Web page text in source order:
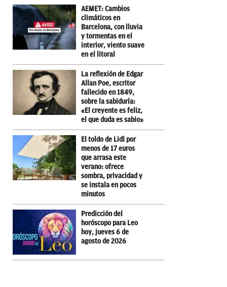
AEMET: Cambios
climáticos en
Barcelona, con lluvia
y tormentas en el
interior, viento suave
en el litoral
La reflexión de Edgar
Allan Poe, escritor
fallecido en 1849,
sobre la sabiduría:
«El creyente es feliz,
el que duda es sabio»
El toldo de Lidl por
menos de 17 euros
que arrasa este
verano: ofrece
sombra, privacidad y
se instala en pocos
minutos
Predicción del
horóscopo para Leo
hoy, jueves 6 de
agosto de 2026